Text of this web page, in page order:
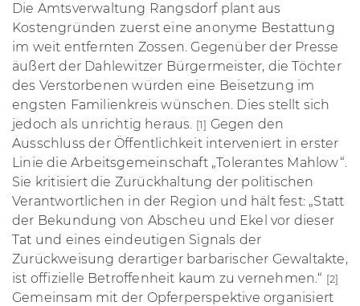
Die Amtsverwaltung Rangsdorf plant aus
Kostengründen zuerst eine anonyme Bestattung
im weit entfernten Zossen. Gegenüber der Presse
äußert der Dahlewitzer Bürgermeister, die Töchter
des Verstorbenen würden eine Beisetzung im
engsten Familienkreis wünschen. Dies stellt sich
jedoch als unrichtig heraus. [1] Gegen den
Ausschluss der Öffentlichkeit interveniert in erster
Linie die Arbeitsgemeinschaft „Tolerantes Mahlow“.
Sie kritisiert die Zurückhaltung der politischen
Verantwortlichen in der Region und hält fest: „Statt
der Bekundung von Abscheu und Ekel vor dieser
Tat und eines eindeutigen Signals der
Zurückweisung derartiger barbarischer Gewaltakte,
ist offizielle Betroffenheit kaum zu vernehmen.“ [2]
Gemeinsam mit der Opferperspektive organisiert